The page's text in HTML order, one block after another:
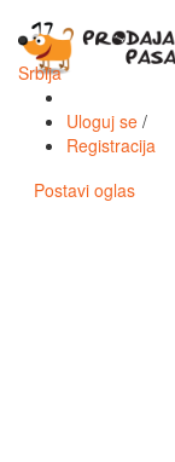
Srbija
Uloguj se /
Registracija
Postavi oglas